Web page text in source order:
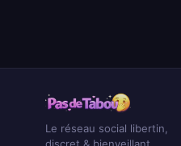
Le réseau social libertin,